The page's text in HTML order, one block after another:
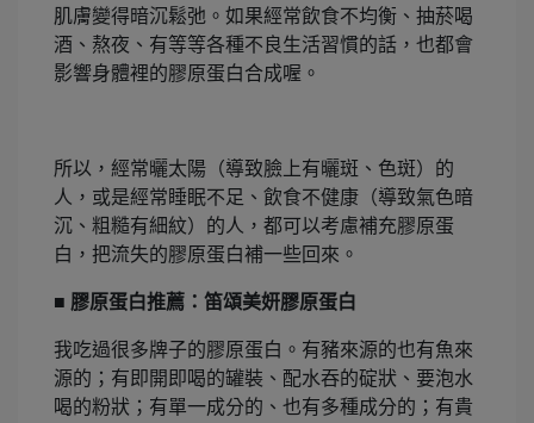
肌膚變得暗沉鬆弛。如果經常飲食不均衡、抽菸喝
酒、熬夜、有等等各種不良生活習慣的話，也都會
影響身體裡的膠原蛋白合成喔。
所以，經常曬太陽（導致臉上有曬斑、色斑）的
人，或是經常睡眠不足、飲食不健康（導致氣色暗
沉、粗糙有細紋）的人，都可以考慮補充膠原蛋
白，把流失的膠原蛋白補一些回來。
■ 膠原蛋白推薦：笛頌美妍膠原蛋白
我吃過很多牌子的膠原蛋白。有豬來源的也有魚來
源的；有即開即喝的罐裝、配水吞的碇狀、要泡水
喝的粉狀；有單一成分的、也有多種成分的；有貴